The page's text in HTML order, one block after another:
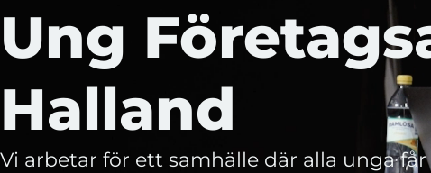
Ung
Halland
Vi arbetar för ett samhälle där alla unga